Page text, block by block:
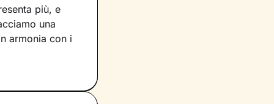
più, e
una
armonia con i
sul presente,